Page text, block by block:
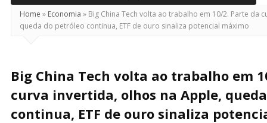
Home » Economia » Big China Tech volta ao trabalho em 10/2. Parte da
queda do petróleo continua, ETF de ouro sinaliza potencial máximo
Big China Tech volta ao trabalho em
curva invertida, olhos na Apple,
continua, ETF de ouro sinaliza